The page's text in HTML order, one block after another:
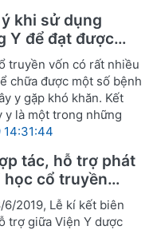
khi sử dụng
Y để đạt được
nhất
truyền vốn có rất nhiều
chữa được một số bệnh
y gặp khó khăn. Kết
y là một trong những
14:31:44
tác, hỗ trợ phát
học cổ truyền
6/2019, Lễ kí kết biên
trợ giữa Viện Y dược